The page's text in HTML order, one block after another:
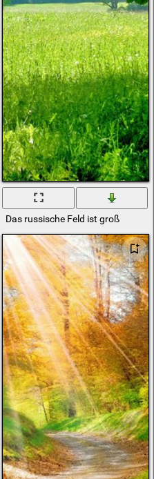
Das russische Feld ist groß